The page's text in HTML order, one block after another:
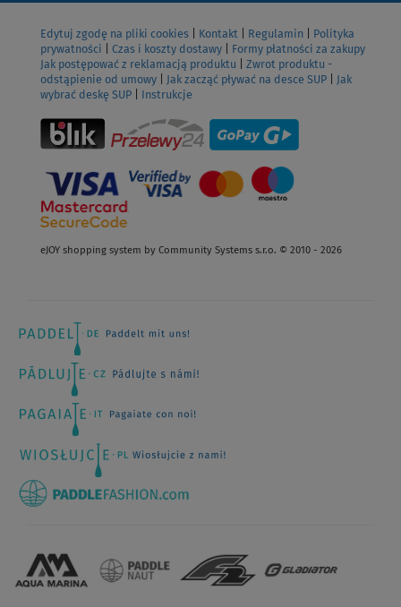
Edytuj zgodę na pliki cookies Kontakt Regulamin
Polityka
prywatności
Czas i koszty dostawy
Formy płatności za zakupy
Jak postępować z reklamacją produktu
Zwrot produktu -
odstąpienie od umowy
Jak zacząć pływać na desce SUP
Jak
wybrać deskę SUP
Instrukcje
eJOY shopping system by Community Systems s.r.o. © 2010 - 2026